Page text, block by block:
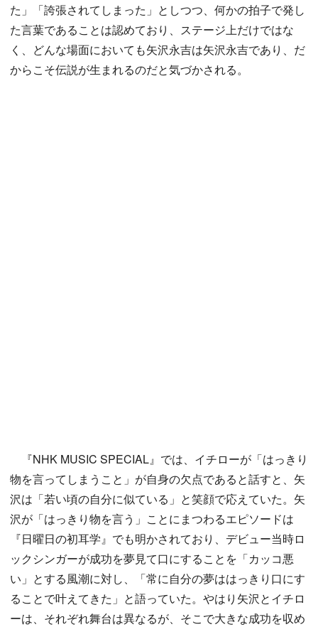
た」「誇張されてしまった」としつつ、何かの拍子で発し
た言葉であることは認めており、ステージ上だけではな
く、どんな場面においても矢沢永吉は矢沢永吉であり、だ
からこそ伝説が生まれるのだと気づかされる。
『NHK MUSIC SPECIAL』では、イチローが「はっきり
物を言ってしまうこと」が自身の欠点であると話すと、矢
沢は「若い頃の自分に似ている」と笑顔で応えていた。矢
沢が「はっきり物を言う」ことにまつわるエピソードは
『日曜日の初耳学』でも明かされており、デビュー当時ロ
ックシンガーが成功を夢見て口にすることを「カッコ悪
い」とする風潮に対し、「常に自分の夢ははっきり口にす
ることで叶えてきた」と語っていた。やはり矢沢とイチロ
ーは、それぞれ舞台は異なるが、そこで大きな成功を収め